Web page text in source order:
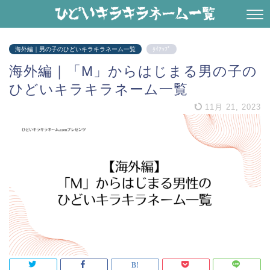
海外編｜男の子のひどいキラキラネーム一覧 ﾀｲｱｯﾌﾟ
海外編｜「M」からはじまる男の子の
ひどいキラキラネーム一覧
11月 21, 2023